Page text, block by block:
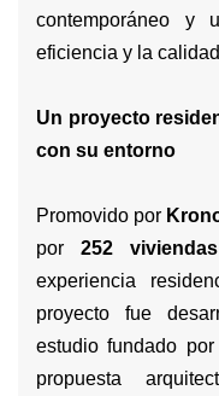
contemporáneo y
eficiencia y la
Un proyecto
con su entorno
Promovido por
por 252 viviendas
experiencia
proyecto fue
estudio fundado
propuesta